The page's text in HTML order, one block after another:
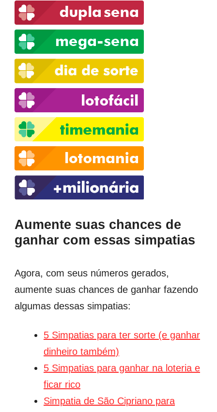
Aumente suas chances de
ganhar com essas simpatias
Agora, com seus números gerados,
aumente suas chances de ganhar fazendo
algumas dessas simpatias:
5 Simpatias para ter sorte (e ganhar
dinheiro também)
5 Simpatias para ganhar na loteria e
ficar rico
Simpatia de São Cipriano para